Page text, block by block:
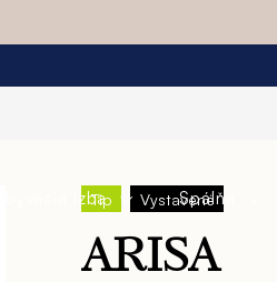
Obývacia izba Spálňa
Tip Vystavené
ARISA